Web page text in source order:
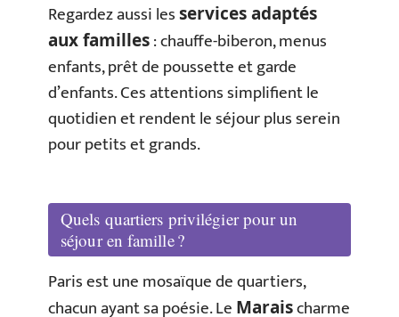
Regardez aussi lesservices adaptés
aux familles: chauffe-biberon, menus
enfants, prêt de poussette et garde
d’enfants. Ces attentions simplifient le
quotidien et rendent le séjour plus serein
pour petits et grands.
Quels quartiers privilégier pour un
séjour en famille ?
Paris est une mosaïque de quartiers,
chacun ayant sa poésie. Le Maraischarme